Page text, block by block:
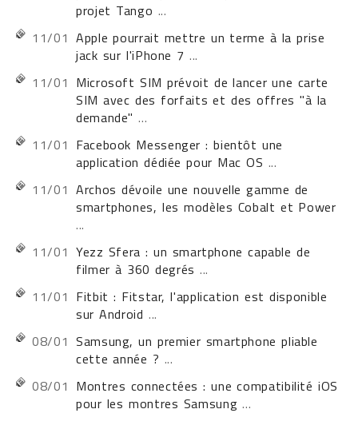
projet Tango ...
11/01 Apple pourrait mettre un terme à la prise
jack sur l'iPhone 7 ...
11/01 Microsoft SIM prévoit de lancer une carte
SIM avec des forfaits et des offres "à la
demande"...
11/01 Facebook Messenger : bientôt une
application dédiée pour Mac OS ...
11/01 Archos dévoile une nouvelle gamme de
smartphones, les modèles Cobalt et Power
...
11/01 Yezz Sfera : un smartphone capable de
filmer à 360 degrés ...
11/01 Fitbit : Fitstar, l'application est disponible
sur Android ...
08/01 Samsung, un premier smartphone pliable
cette année ? ...
08/01 Montres connectées : une compatibilité iOS
pour les montres Samsung ...